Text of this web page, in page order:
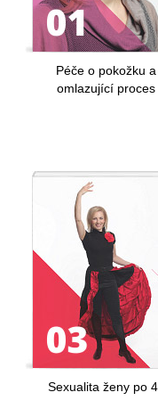
Péče o pokožku a
omlazující proces
Sexualita ženy po